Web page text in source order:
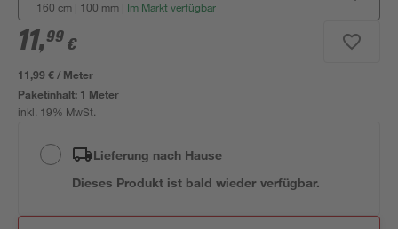
160 cm | 100 mm | Im Markt verfügbar
11,99 €
11,99 € / Meter
Paketinhalt: 1 Meter
inkl. 19% MwSt.
Lieferung nach Hause
Dieses Produkt ist bald wieder verfügbar.